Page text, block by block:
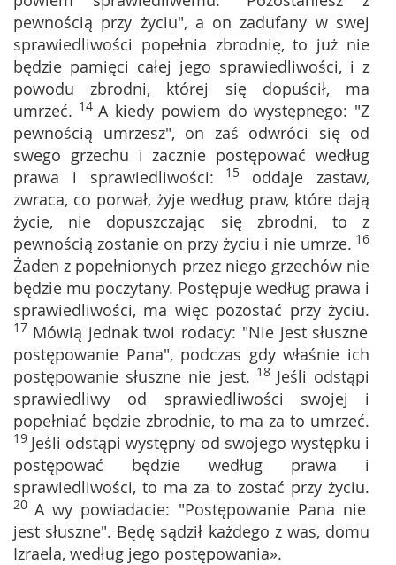
pewnością przy życiu", a on zadufany w swej
sprawiedliwości popełnia zbrodnię, to już nie
będzie pamięci całej jego sprawiedliwości, i z
powodu zbrodni, której się dopuścił, ma
umrzeć. 14 A kiedy powiem do występnego: "Z
pewnością umrzesz", on zaś odwróci się od
swego grzechu i zacznie postępować według
prawa i sprawiedliwości: 15 oddaje zastaw,
zwraca, co porwał, żyje według praw, które dają
życie, nie dopuszczając się zbrodni, to z
pewnością zostanie on przy życiu i nie umrze. 16
Żaden z popełnionych przez niego grzechów nie
będzie mu poczytany. Postępuje według prawa i
sprawiedliwości, ma więc pozostać przy życiu.
17 Mówią jednak twoi rodacy: "Nie jest słuszne
postępowanie Pana", podczas gdy właśnie ich
postępowanie słuszne nie jest. 18 Jeśli odstąpi
sprawiedliwy od sprawiedliwości swojej i
popełniać będzie zbrodnie, to ma za to umrzeć.
19 Jeśli odstąpi występny od swojego występku i
postępować będzie według prawa i
sprawiedliwości, to ma za to zostać przy życiu.
20 A wy powiadacie: "Postępowanie Pana nie
jest słuszne". Będę sądził każdego z was, domu
Izraela, według jego postępowania».